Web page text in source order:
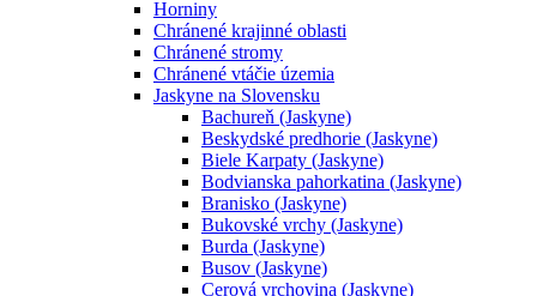
Horniny
Chránené krajinné oblasti
Chránené stromy
Chránené vtáčie územia
Jaskyne na Slovensku
Bachureň (Jaskyne)
Beskydské predhorie (Jaskyne)
Biele Karpaty (Jaskyne)
Bodvianska pahorkatina (Jaskyne)
Branisko (Jaskyne)
Bukovské vrchy (Jaskyne)
Burda (Jaskyne)
Busov (Jaskyne)
Cerová vrchovina (Jaskyne)